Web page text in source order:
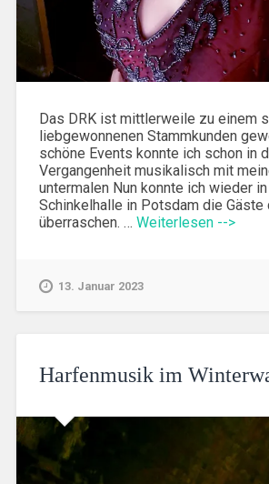
Das DRK ist mittlerweile zu einem
liebgewonnenen Stammkunden
schöne Events konnte ich schon in
Vergangenheit musikalisch mit
untermalen Nun konnte ich wieder
Schinkelhalle in Potsdam die Gäste
überraschen. … Weiterlesen -->
13. Januar 2023
Harfenmusik im